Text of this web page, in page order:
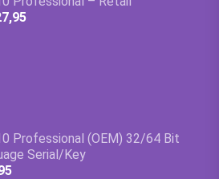
Professional (OEM) 32/64 Bit
Serial/Key